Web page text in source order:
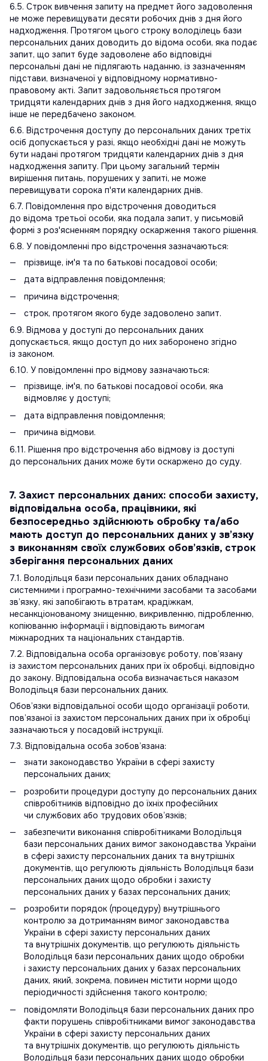
6.5. Строк вивчення запиту на предмет його задоволення
не може перевищувати десяти робочих днів з дня його
надходження. Протягом цього строку володілець бази
персональних даних доводить до відома особи, яка подає
запит, що запит буде задоволене або відповідні
персональні дані не підлягають наданню, із зазначенням
підстави, визначеної у відповідному нормативно-
правовому акті. Запит задовольняється протягом
тридцяти календарних днів з дня його надходження, якщо
інше не передбачено законом.
6.6. Відстрочення доступу до персональних даних третіх
осіб допускається у разі, якщо необхідні дані не можуть
бути надані протягом тридцяти календарних днів з дня
надходження запиту. При цьому загальний термін
вирішення питань, порушених у запиті, не може
перевищувати сорока п'яти календарних днів.
6.7. Повідомлення про відстрочення доводиться
до відома третьої особи, яка подала запит, у письмовій
формі з роз'ясненням порядку оскарження такого рішення.
6.8. У повідомленні про відстрочення зазначаються:
прізвище, ім'я та по батькові посадової особи;
дата відправлення повідомлення;
причина відстрочення;
строк, протягом якого буде задоволено запит.
6.9. Відмова у доступі до персональних даних
допускається, якщо доступ до них заборонено згідно
із законом.
6.10. У повідомленні про відмову зазначаються:
прізвище, ім'я, по батькові посадової особи, яка
відмовляє у доступі;
дата відправлення повідомлення;
причина відмови.
6.11. Рішення про відстрочення або відмову із доступі
до персональних даних може бути оскаржено до суду.
7. Захист персональних даних: способи захисту,
відповідальна особа, працівники, які
безпосередньо здійснюють обробку та/або
мають доступ до персональних даних у зв’язку
з виконанням своїх службових обов’язків, строк
зберігання персональних даних
7.1. Володільця бази персональних даних обладнано
системними і програмно-технічними засобами та засобами
зв’язку, які запобігають втратам, крадіжкам,
несанкціонованому знищенню, викривленню, підробленню,
копіюванню інформації і відповідають вимогам
міжнародних та національних стандартів.
7.2. Відповідальна особа організовує роботу, пов’язану
із захистом персональних даних при їх обробці, відповідно
до закону. Відповідальна особа визначається наказом
Володільця бази персональних даних.
Обов’язки відповідальної особи щодо організації роботи,
пов’язаної із захистом персональних даних при їх обробці
зазначаються у посадовій інструкції.
7.3. Відповідальна особа зобов’язана:
знати законодавство України в сфері захисту
персональних даних;
розробити процедури доступу до персональних даних
співробітників відповідно до їхніх професійних
чи службових або трудових обов’язків;
забезпечити виконання співробітниками Володільця
бази персональних даних вимог законодавства України
в сфері захисту персональних даних та внутрішніх
документів, що регулюють діяльність Володільця бази
персональних даних щодо обробки і захисту
персональних даних у базах персональних даних;
розробити порядок (процедуру) внутрішнього
контролю за дотриманням вимог законодавства
України в сфері захисту персональних даних
та внутрішніх документів, що регулюють діяльність
Володільця бази персональних даних щодо обробки
і захисту персональних даних у базах персональних
даних, який, зокрема, повинен містити норми щодо
періодичності здійснення такого контролю;
повідомляти Володільця бази персональних даних про
факти порушень співробітниками вимог законодавства
України в сфері захисту персональних даних
та внутрішніх документів, що регулюють діяльність
Володільця бази персональних даних щодо обробки